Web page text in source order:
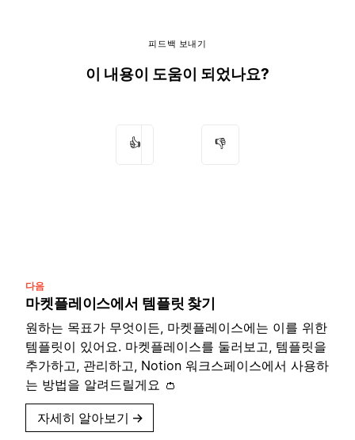
피드백 보내기
이 내용이 도움이 되었나요?
👍 👎
다음
마켓플레이스에서 템플릿 찾기
원하는 목표가 무엇이든, 마켓플레이스에는 이를 위한
템플릿이 있어요. 마켓플레이스를 둘러보고, 템플릿을
추가하고, 관리하고, Notion 워크스페이스에서 사용하
는 방법을 알려드릴게요 👛
자세히 알아보기 →